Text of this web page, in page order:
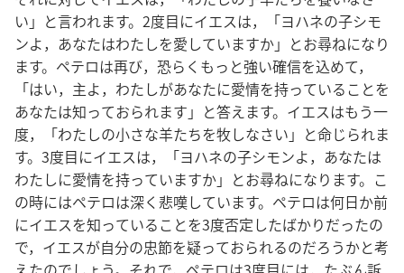
い」と言われます。2度目にイエスは，「ヨハネの子シモ
ンよ，あなたはわたしを愛していますか」とお尋ねになり
ます。ペテロは再び，恐らくもっと強い確信を込めて，
「はい，主よ，わたしがあなたに愛情を持っていることを
あなたは知っておられます」と答えます。イエスはもう一
度，「わたしの小さな羊たちを牧しなさい」と命じられま
す。3度目にイエスは，「ヨハネの子シモンよ，あなたは
わたしに愛情を持っていますか」とお尋ねになります。こ
の時にはペテロは深く悲嘆しています。ペテロは何日か前
にイエスを知っていることを3度否定したばかりだったの
で，イエスが自分の忠節を疑っておられるのだろうかと考